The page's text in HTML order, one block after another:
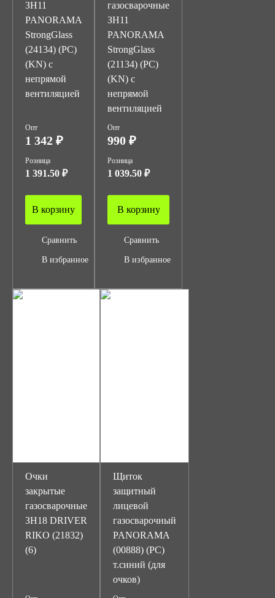
ЗН11
PANORAMA
StrongGlass
(24134) (PC)
(KN) с
непрямой
вентиляцией
Опт
1 342 ₽
Розница
1 391.50 ₽
В корзину
Сравнить
В избранное
газосварочные
ЗН11
PANORAMA
StrongGlass
(21134) (PC)
(KN) с
непрямой
вентиляцией
Опт
990 ₽
Розница
1 039.50 ₽
В корзину
Сравнить
В избранное
Очки
закрытые
газосварочные
ЗН18 DRIVER
RIKO (21832)
(6)
Щиток
защитный
лицевой
газосварочный
PANORAMA
(00888) (PC)
т.синий (для
очков)